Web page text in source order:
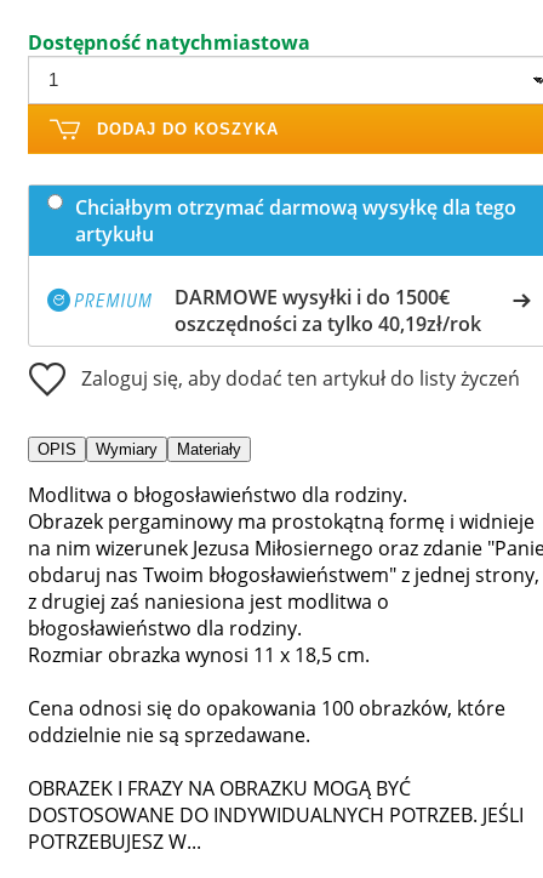
Dostępność natychmiastowa
DODAJ DO KOSZYKA
Chciałbym otrzymać darmową wysyłkę dla tego
artykułu
DARMOWE wysyłki i do 1500€
oszczędności za tylko 40,19zł/rok
Zaloguj się, aby dodać ten artykuł do listy życzeń
OPIS Wymiary Materiały
Modlitwa o błogosławieństwo dla rodziny.
Obrazek pergaminowy ma prostokątną formę i widnieje
na nim wizerunek Jezusa Miłosiernego oraz zdanie
obdaruj nas Twoim błogosławieństwem" z jednej strony,
z drugiej zaś naniesiona jest modlitwa o
błogosławieństwo dla rodziny.
Rozmiar obrazka wynosi 11 x 18,5 cm.
Cena odnosi się do opakowania 100 obrazków, które
oddzielnie nie są sprzedawane.
OBRAZEK I FRAZY NA OBRAZKU MOGĄ BYĆ
DOSTOSOWANE DO INDYWIDUALNYCH POTRZEB. JEŚLI
POTRZEBUJESZ W...